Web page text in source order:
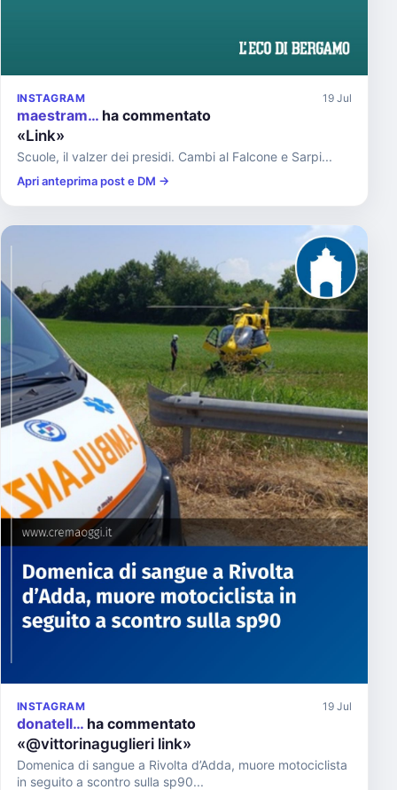
INSTAGRAM 19 Jul
maestram… ha commentato
«Link»
Scuole, il valzer dei presidi. Cambi al Falcone e Sarpi...
Apri anteprima post e DM →
INSTAGRAM 19 Jul
donatell… ha commentato
«@vittorinaguglieri link»
Domenica di sangue a Rivolta d’Adda, muore motociclista
in seguito a scontro sulla sp90...